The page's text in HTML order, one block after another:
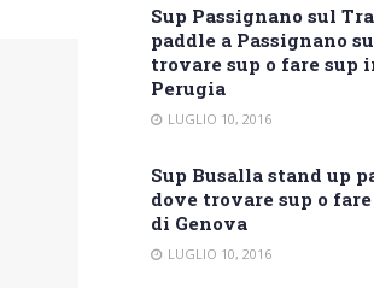
Sup Passignano sul
paddle a Passignano
trovare sup o fare sup
Perugia
LUGLIO 10, 2016
Sup Busalla stand up
dove trovare sup o
di Genova
LUGLIO 10, 2016